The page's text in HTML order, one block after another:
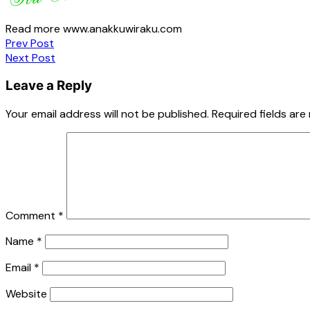
Read more www.anakkuwiraku.com
Post
navigation
Prev Post
Next Post
Leave a Reply
Your email address will not be published. Required fields are
Comment *
Name *
Email *
Website